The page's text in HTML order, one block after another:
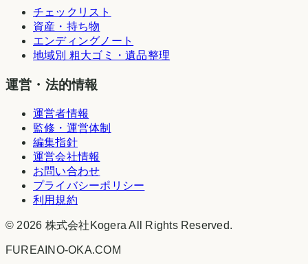
チェックリスト
資産・持ち物
エンディングノート
地域別 粗大ゴミ・遺品整理
運営・法的情報
運営者情報
監修・運営体制
編集指針
運営会社情報
お問い合わせ
プライバシーポリシー
利用規約
© 2026 株式会社Kogera All Rights Reserved.
FUREAINO-OKA.COM